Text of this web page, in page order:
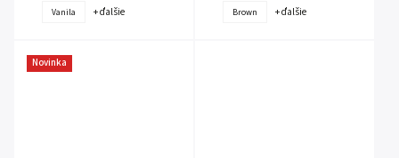
Vanila + ďalšie Brown + ďalšie
Novinka